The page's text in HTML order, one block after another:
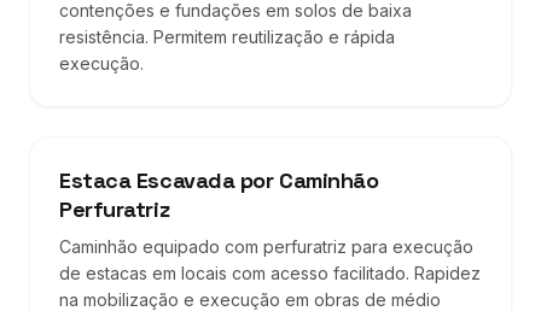
contenções e fundações em solos de baixa
resistência. Permitem reutilização e rápida
execução.
Estaca Escavada por Caminhão
Perfuratriz
Caminhão equipado com perfuratriz para execução
de estacas em locais com acesso facilitado. Rapidez
na mobilização e execução em obras de médio